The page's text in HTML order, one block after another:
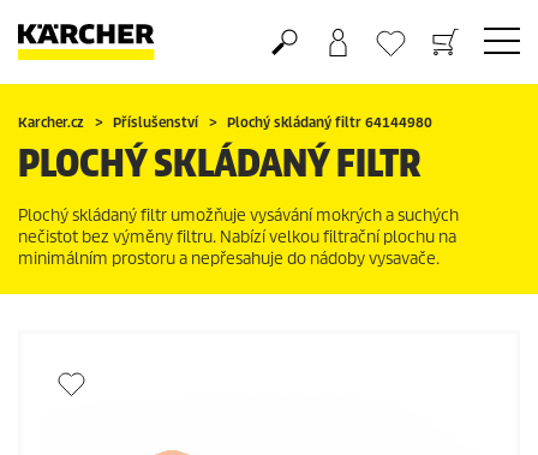
Nákupní košík
Seznam oblíbených produktů
Karcher.cz Příslušenství Plochý skládaný filtr 64144980
PLOCHÝ SKLÁDANÝ FILTR
Plochý skládaný filtr umožňuje vysávání mokrých a suchých
nečistot bez výměny filtru. Nabízí velkou filtrační plochu na
minimálním prostoru a nepřesahuje do nádoby vysavače.